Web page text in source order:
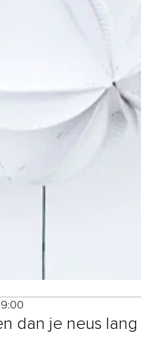
dan je neus lang